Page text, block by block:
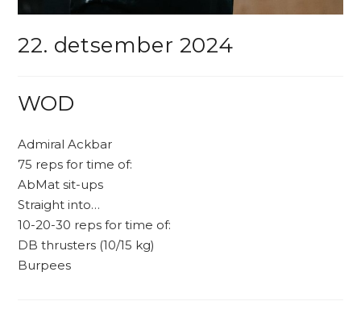
22. detsember 2024
WOD
Admiral Ackbar
75 reps for time of:
AbMat sit-ups
Straight into…
10-20-30 reps for time of:
DB thrusters (10/15 kg)
Burpees